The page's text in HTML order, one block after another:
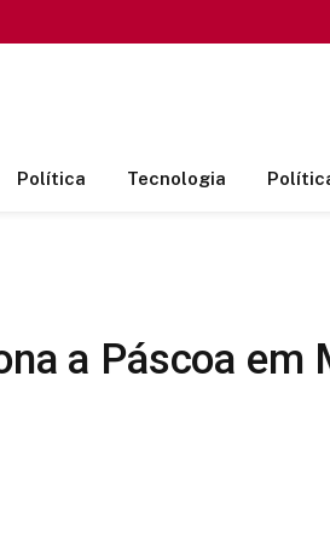
Política Tecnologia
a Páscoa em